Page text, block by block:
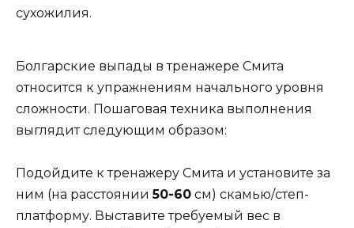
сухожилия.
Болгарские выпады в тренажере Смита
относится к упражнениям начального уровня
сложности. Пошаговая техника выполнения
выглядит следующим образом:
Подойдите к тренажеру Смита и установите за
ним (на расстоянии50-60 см) скамью/степ-
платформу. Выставите требуемый вес в